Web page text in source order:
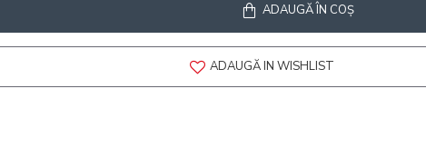
ADAUGĂ ÎN COŞ
ADAUGĂ IN WISHLIST